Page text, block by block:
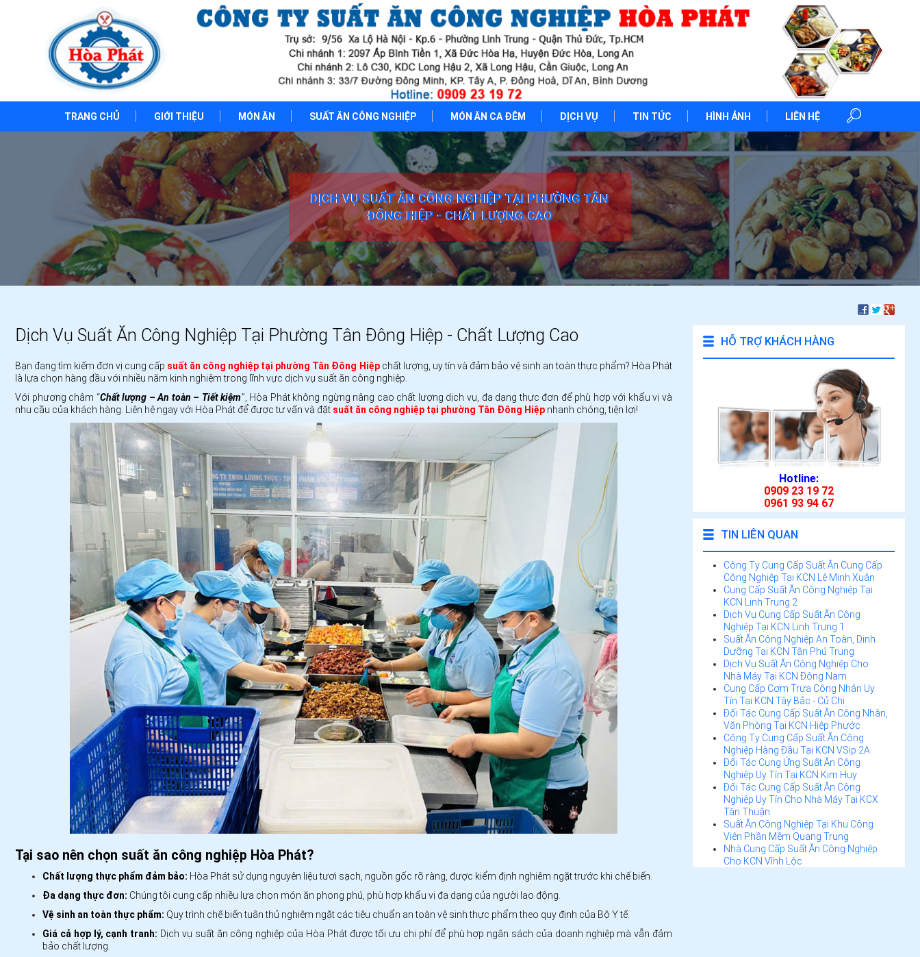
TRANG CHỦ GIỚI THIỆU MÓN ĂN SUẤT ĂN CÔNG NGHIỆP MÓN ĂN CA ĐÊM DỊCH VỤ TIN TỨC HÌNH ẢNH LIÊN HỆ
DỊCH VỤ SUẤT ĂN CÔNG NGHIỆP TẠI PHƯỜNG TÂN
ĐÔNG HIỆP - CHẤT LƯỢNG CAO
Dịch Vụ Suất Ăn Công Nghiệp Tại Phường Tân Đông Hiệp - Chất Lượng Cao
Bạn đang tìm kiếm đơn vị cung cấp suất ăn công nghiệp tại phường Tân Đông Hiệpchất lượng, uy tín và đảm bảo vệ sinh an toàn thực phẩm? Hòa Phát
là lựa chọn hàng đầu với nhiều năm kinh nghiệm trong lĩnh vực dịch vụ suất ăn công nghiệp.
Với phương châm “Chất lượng – An toàn – Tiết kiệm”, Hòa Phát không ngừng nâng cao chất lượng dịch vụ, đa dạng thực đơn để phù hợp với khẩu vị và
nhu cầu của khách hàng. Liên hệ ngay với Hòa Phát để được tư vấn và đặt suất ăn công nghiệp tại phường Tân Đông Hiệp nhanh chóng, tiện lợi!
Tại sao nên chọn suất ăn công nghiệp Hòa Phát?
Chất lượng thực phẩm đảm bảo: Hòa Phát sử dụng nguyên liệu tươi sạch, nguồn gốc rõ ràng, được kiểm định nghiêm ngặt trước khi chế biến.
Đa dạng thực đơn: Chúng tôi cung cấp nhiều lựa chọn món ăn phong phú, phù hợp khẩu vị đa dạng của người lao động.
Vệ sinh an toàn thực phẩm: Quy trình chế biến tuân thủ nghiêm ngặt các tiêu chuẩn an toàn vệ sinh thực phẩm theo quy định của Bộ Y tế.
Giá cả hợp lý, cạnh tranh: Dịch vụ suất ăn công nghiệp của Hòa Phát được tối ưu chi phí để phù hợp ngân sách của doanh nghiệp mà vẫn đảm
bảo chất lượng.
HỖ TRỢ KHÁCH HÀNG
Hotline:
0909 23 19 72
0961 93 94 67
TIN LIÊN QUAN
Công Ty Cung Cấp Suất Ăn Cung Cấp
Công Nghiệp Tại KCN Lê Minh Xuân
Cung Cấp Suất Ăn Công Nghiệp Tại
KCN Linh Trung 2
Dịch Vụ Cung Cấp Suất Ăn Công
Nghiệp Tại KCN Linh Trung 1
Suất Ăn Công Nghiệp An Toàn, Dinh
Dưỡng Tại KCN Tân Phú Trung
Dịch Vụ Suất Ăn Công Nghiệp Cho
Nhà Máy Tại KCN Đông Nam
Cung Cấp Cơm Trưa Công Nhân Uy
Tín Tại KCN Tây Bắc - Củ Chi
Đối Tác Cung Cấp Suất Ăn Công Nhân,
Văn Phòng Tại KCN Hiệp Phước
Công Ty Cung Cấp Suất Ăn Công
Nghiệp Hàng Đầu Tại KCN VSip 2A
Đối Tác Cung Ứng Suất Ăn Công
Nghiệp Uy Tín Tại KCN Kim Huy
Đối Tác Cung Cấp Suất Ăn Công
Nghiệp Uy Tín Cho Nhà Máy Tại KCX
Tân Thuận
Suất Ăn Công Nghiệp Tại Khu Công
Viên Phần Mềm Quang Trung
Nhà Cung Cấp Suất Ăn Công Nghiệp
Cho KCN Vĩnh Lộc